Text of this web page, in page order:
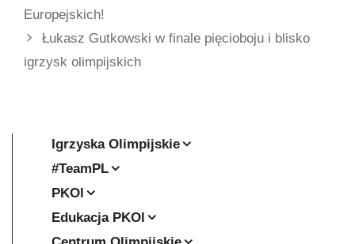
Europejskich!
Łukasz Gutkowski w finale pięcioboju i blisko
igrzysk olimpijskich
Igrzyska Olimpijskie
#TeamPL
PKOl
Edukacja PKOl